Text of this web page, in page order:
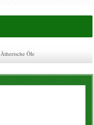
Ätherische Öle